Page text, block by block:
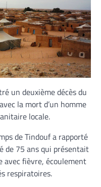
un deuxième décès du
la mort d’un homme
locale.
de Tindouf a rapporté
de 75 ans qui présentait
avec fièvre, écoulement
respiratoires.